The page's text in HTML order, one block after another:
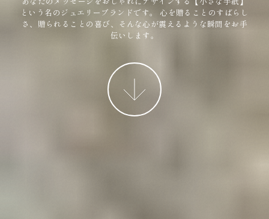
という名のジュエリーブランドです。
心を贈ることのすばらし
さ、贈られることの喜び、そんな心が震えるような瞬間をお手
伝いします。